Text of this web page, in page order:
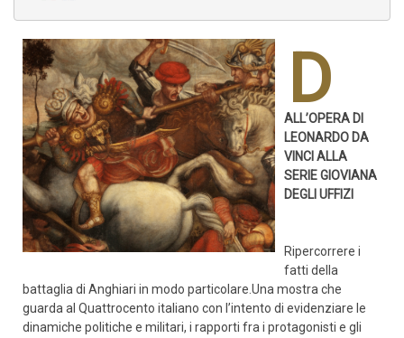
D
ALL’OPERA DI
LEONARDO DA
VINCI ALLA
SERIE GIOVIANA
DEGLI UFFIZI
Ripercorrere i
fatti della
battaglia di Anghiari in modo particolare.Una mostra che
guarda al Quattrocento italiano con l’intento di evidenziare le
dinamiche politiche e militari, i rapporti fra i protagonisti e gli